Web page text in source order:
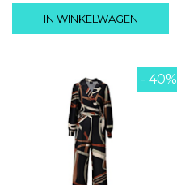
IN WINKELWAGEN
- 40%